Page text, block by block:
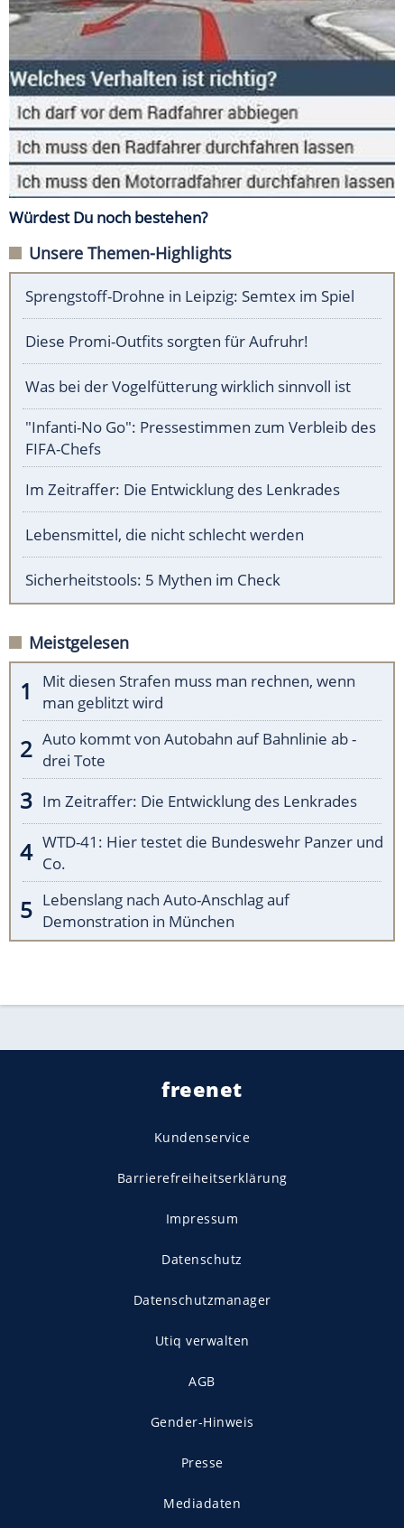
Würdest Du noch bestehen?
Unsere Themen-Highlights
Sprengstoff-Drohne in Leipzig: Semtex im Spiel
Diese Promi-Outfits sorgten für Aufruhr!
Was bei der Vogelfütterung wirklich sinnvoll ist
"Infanti-No Go": Pressestimmen zum Verbleib des
FIFA-Chefs
Im Zeitraffer: Die Entwicklung des Lenkrades
Lebensmittel, die nicht schlecht werden
Sicherheitstools: 5 Mythen im Check
Meistgelesen
Mit diesen Strafen muss man rechnen, wenn
man geblitzt wird
Auto kommt von Autobahn auf Bahnlinie ab -
drei Tote
Im Zeitraffer: Die Entwicklung des Lenkrades
WTD-41: Hier testet die Bundeswehr Panzer und
Co.
Lebenslang nach Auto-Anschlag auf
Demonstration in München
freenet
Kundenservice
Barrierefreiheitserklärung
Impressum
Datenschutz
Datenschutzmanager
Utiq verwalten
AGB
Gender-Hinweis
Presse
Mediadaten